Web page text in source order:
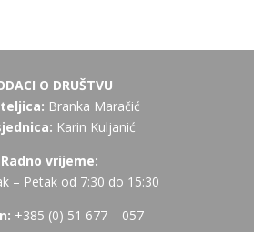
O DRUŠTVU
Branka Maračić
Karin Kuljanić
Radno vrijeme:
– Petak od 7:30 do 15:30
+385 (0) 51 677 – 057